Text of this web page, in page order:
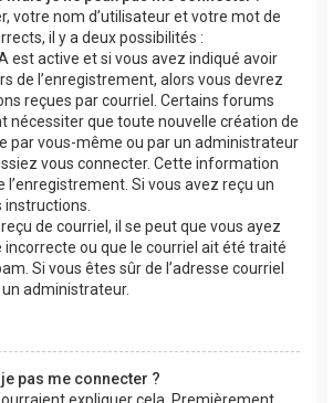
votre nom d’utilisateur et votre mot de
il y a deux possibilités :
est active et si vous avez indiqué avoir
de l’enregistrement, alors vous devrez
reçues par courriel. Certains forums
nécessiter que toute nouvelle création de
par vous-même ou par un administrateur
vous connecter. Cette information
l’enregistrement. Si vous avez reçu un
instructions.
de courriel, il se peut que vous ayez
ou que le courriel ait été traité
Si vous êtes sûr de l’adresse courriel
administrateur.
pas me connecter ?